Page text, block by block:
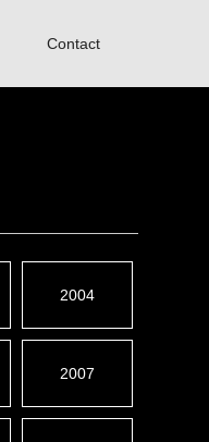
Contact
2004
2007